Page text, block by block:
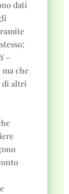
dati
–
che
di altri